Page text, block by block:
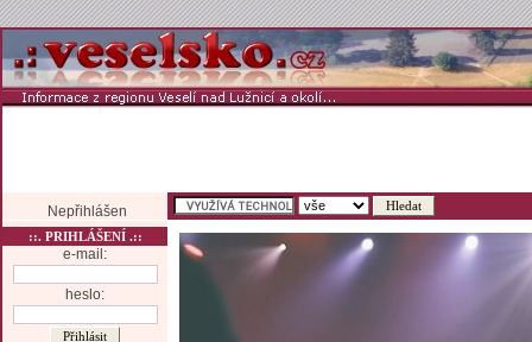
Nepřihlášen
::. PRIHLÁŠENÍ .::
e-mail:
heslo: